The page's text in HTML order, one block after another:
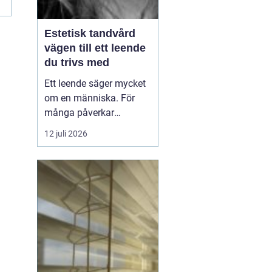
Estetisk tandvård
vägen till ett leende
du trivs med
Ett leende säger mycket
om en människa. För
många påverkar
tändernas utseende
både självförtroendet
sociala situationer.
estetisk tandvård
handlar om att skapa
et...
12 juli 2026